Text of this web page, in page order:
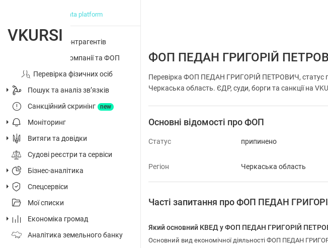
big data platform
Перевірка контрагентів
Досьє на компанії та ФОП
Перевірка фізичних осіб
Пошук та аналіз звʼязків
Санкційний скринінг
new
Моніторинг
Витяги та довідки
Судові реєстри та сервіси
Бізнес-аналітика
Спецсервіси
Мої списки
Економіка громад
Аналітика земельного банку
ФОП ПЕДАН ГРИГОРІЙ
Перевірка ФОП ПЕДАН ГРИГОРІЙ ПЕТРОВИЧ,
Черкаська область. ЄДР, суди, борги та санкції на
Основні відомості про ФОП
Статус припинено
Регіон
Черкаська область
Часті запитання про ФОП ПЕДАН
Який основний КВЕД у ФОП ПЕДАН ГРИГОРІЙ
Основний вид економічної діяльності ФОП ПЕДАН
VKURSI